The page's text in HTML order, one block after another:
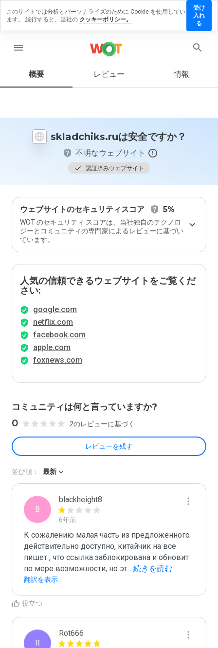
menu
概要 レビュー 情報
skladchiks.ruは安全ですか？
不明なウェブサイト
認証済みウェブサイト
ウェブサイトのセキュリティスコア 5%
WOT のセキュリティ スコアは、当社独自のテクノロ
ジーとコミュニティの専門家によるレビューに基づい
ています。
人気の信頼できるウェブサイトをご覧くだ
さい:
google.com
netflix.com
facebook.com
apple.com
foxnews.com
コミュニティは何と言っていますか?
0 2のレビューに基づく
レビューを残す
ビュー
す
この
イト
価し
ます
か？
並び順： 最新
B
blackheight8
6年前
К сожалению малая часть из предложенного
действительно доступно, китайчик на все
пишет , что ссылка заблокирована и обновит
по мере возможности, но эт... 続きを読む
翻訳を表示
役立つ
R
Rot666
このサイトでは分析とパーソナライズのために Cookie を使用してい
ます。 続行すると、当社の クッキーポリシー。
受け
入れ
る